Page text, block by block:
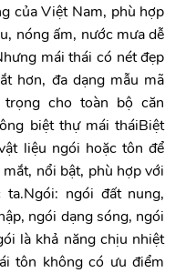
của Việt Nam, phù hợp
nóng ấm, nước mưa dễ
mái thái có nét đẹp
hơn, đa dạng mẫu mã
cho toàn bộ căn
biệt thự mái tháiBiệt
liệu ngói hoặc tôn để
nổi bật, phù hợp với
ngói đất nung,
ngói dạng sóng, ngói
là khả năng chịu nhiệt
tôn không có ưu điểm